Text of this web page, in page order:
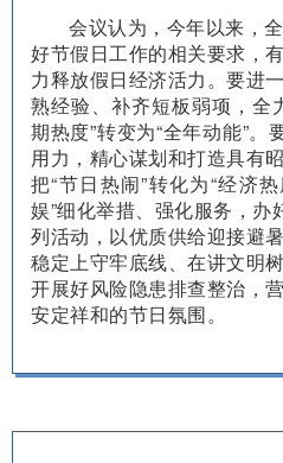
会议认为，今年以来，
好节假日工作的相关要求，
力释放假日经济活力。要进
熟经验、补齐短板弱项，全
期热度”转变为“全年动能”。
用力，精心谋划和打造具有
把“节日热闹”转化为“经济
娱”细化举措、强化服务，办
列活动，以优质供给迎接避
稳定上守牢底线、在讲文明
开展好风险隐患排查整治，
安定祥和的节日氛围。